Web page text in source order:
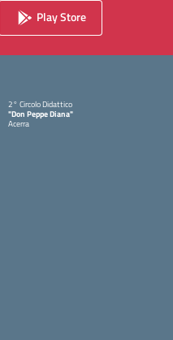
Play Store
2° Circolo Didattico
"Don Peppe Diana"
Acerra